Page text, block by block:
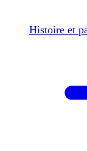
Histoire et